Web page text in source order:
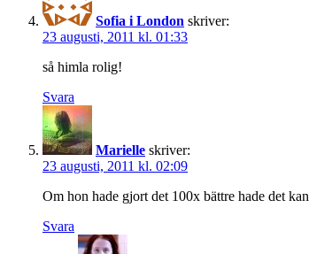
Sofia i London skriver:
23 augusti, 2011 kl. 01:33
så himla rolig!
Svara
Marielle skriver:
23 augusti, 2011 kl. 02:09
Om hon hade gjort det 100x bättre hade det
Svara